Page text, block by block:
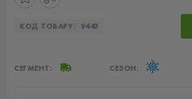
КОД ТОВАРУ: 9443
СЕГМЕНТ: СЕЗОН: